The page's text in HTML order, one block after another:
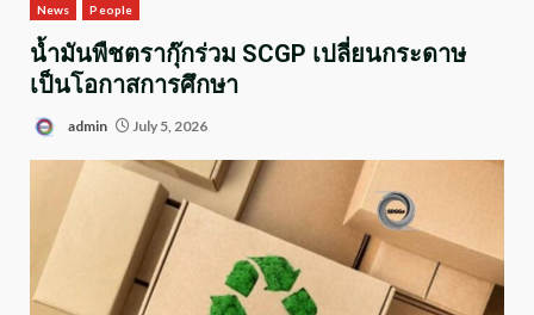
News People
น้ำมันพืชตรากุ๊กร่วม SCGP เปลี่ยนกระดาษ
เป็นโอกาสการศึกษา
admin July 5, 2026